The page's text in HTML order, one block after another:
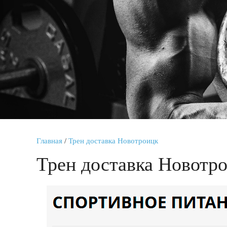
Главная / Трен доставка Новотроицк
Трен доставка